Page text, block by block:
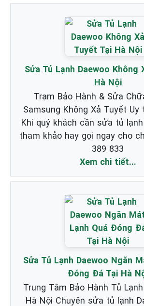
Sửa Tủ Lạnh Daewoo Không
Hà Nội
Trạm Bảo Hành & Sửa
Samsung Không Xả Tuyết Uy
Khi quý khách cần sửa tủ
tham khảo hay gọi ngay cho
389 833
Xem chi tiết...
Sửa Tủ Lạnh Daewoo Ngăn
Đóng Đá Tại Hà
Trung Tâm Bảo Hành Tủ
Hà Nội Chuyên sửa tủ lạnh